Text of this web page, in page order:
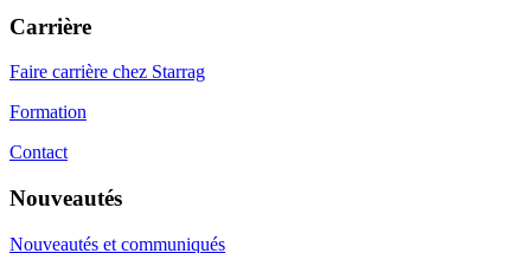
Carrière
Faire carrière chez Starrag
Formation
Contact
Nouveautés
Nouveautés et communiqués